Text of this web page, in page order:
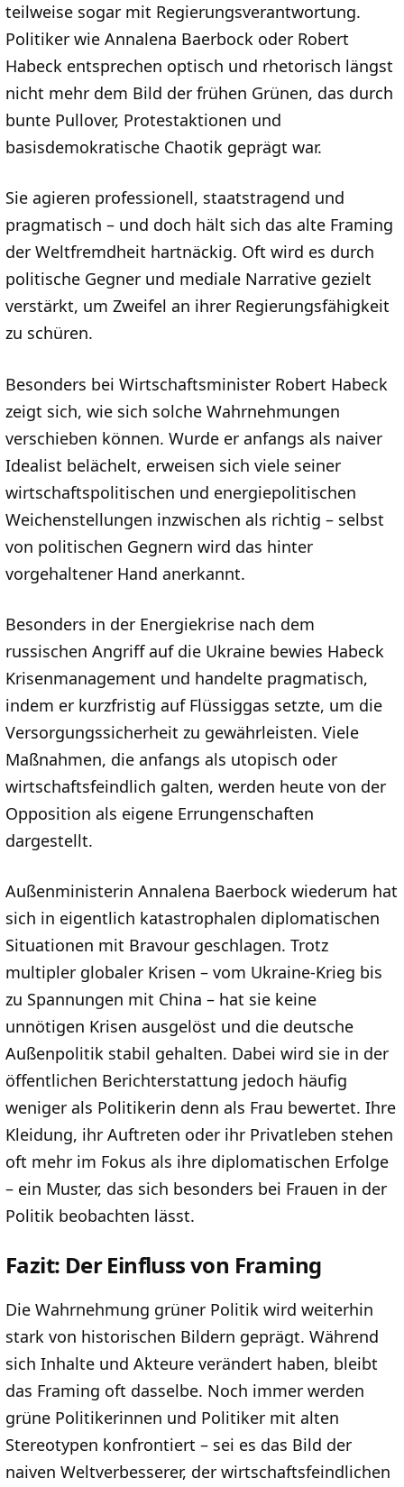
teilweise sogar mit Regierungsverantwortung.
Politiker wie Annalena Baerbock oder Robert
Habeck entsprechen optisch und rhetorisch längst
nicht mehr dem Bild der frühen Grünen, das durch
bunte Pullover, Protestaktionen und
basisdemokratische Chaotik geprägt war.
Sie agieren professionell, staatstragend und
pragmatisch – und doch hält sich das alte Framing
der Weltfremdheit hartnäckig. Oft wird es durch
politische Gegner und mediale Narrative gezielt
verstärkt, um Zweifel an ihrer Regierungsfähigkeit
zu schüren.
Besonders bei Wirtschaftsminister Robert Habeck
zeigt sich, wie sich solche Wahrnehmungen
verschieben können. Wurde er anfangs als naiver
Idealist belächelt, erweisen sich viele seiner
wirtschaftspolitischen und energiepolitischen
Weichenstellungen inzwischen als richtig – selbst
von politischen Gegnern wird das hinter
vorgehaltener Hand anerkannt.
Besonders in der Energiekrise nach dem
russischen Angriff auf die Ukraine bewies Habeck
Krisenmanagement und handelte pragmatisch,
indem er kurzfristig auf Flüssiggas setzte, um die
Versorgungssicherheit zu gewährleisten. Viele
Maßnahmen, die anfangs als utopisch oder
wirtschaftsfeindlich galten, werden heute von der
Opposition als eigene Errungenschaften
dargestellt.
Außenministerin Annalena Baerbock wiederum hat
sich in eigentlich katastrophalen diplomatischen
Situationen mit Bravour geschlagen. Trotz
multipler globaler Krisen – vom Ukraine-Krieg bis
zu Spannungen mit China – hat sie keine
unnötigen Krisen ausgelöst und die deutsche
Außenpolitik stabil gehalten. Dabei wird sie in der
öffentlichen Berichterstattung jedoch häufig
weniger als Politikerin denn als Frau bewertet. Ihre
Kleidung, ihr Auftreten oder ihr Privatleben stehen
oft mehr im Fokus als ihre diplomatischen Erfolge
– ein Muster, das sich besonders bei Frauen in der
Politik beobachten lässt.
Fazit: Der Einfluss von Framing
Die Wahrnehmung grüner Politik wird weiterhin
stark von historischen Bildern geprägt. Während
sich Inhalte und Akteure verändert haben, bleibt
das Framing oft dasselbe. Noch immer werden
grüne Politikerinnen und Politiker mit alten
Stereotypen konfrontiert – sei es das Bild der
naiven Weltverbesserer, der wirtschaftsfeindlichen